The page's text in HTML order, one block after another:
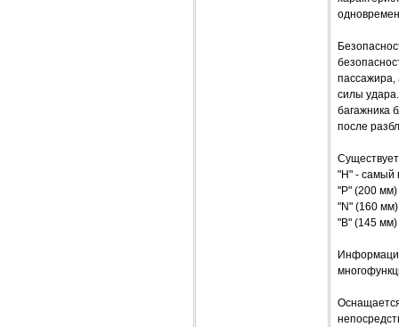
пассажира,
силы
багажника
после
"H" - самый
"P" (200 мм)
"N" (160
"B" (145 мм)